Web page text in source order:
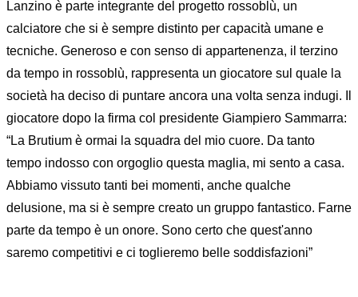
Lanzino è parte integrante del progetto rossoblù, un
calciatore che si è sempre distinto per capacità umane e
tecniche. Generoso e con senso di appartenenza, il terzino
da tempo in rossoblù, rappresenta un giocatore sul quale la
società ha deciso di puntare ancora una volta senza indugi. Il
giocatore dopo la firma col presidente Giampiero Sammarra:
“La Brutium è ormai la squadra del mio cuore. Da tanto
tempo indosso con orgoglio questa maglia, mi sento a casa.
Abbiamo vissuto tanti bei momenti, anche qualche
delusione, ma si è sempre creato un gruppo fantastico. Farne
parte da tempo è un onore. Sono certo che quest'anno
saremo competitivi e ci toglieremo belle soddisfazioni”